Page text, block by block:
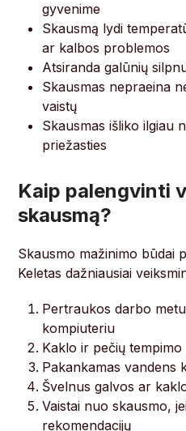
gyvenime
Skausmą lydi
ar kalbos problemos
Atsiranda galūnių
Skausmas nepraeina
vaistų
Skausmas išliko ilgiau
priežasties
Kaip palengvinti
skausmą?
Skausmo mažinimo būdai
Keletas dažniausiai
Pertraukos darbo
kompiuteriu
Kaklo ir pečių tempimo
Pakankamas vandens
Švelnus galvos ar
Vaistai nuo skausmo,
rekomendacijų